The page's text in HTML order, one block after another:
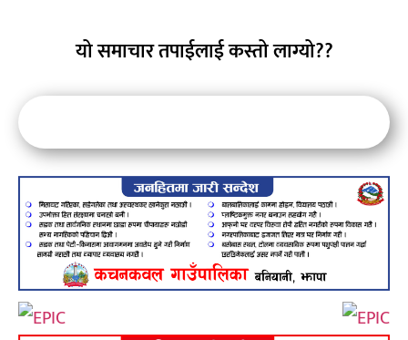
यो समाचार तपाईलाई कस्तो लाग्यो??